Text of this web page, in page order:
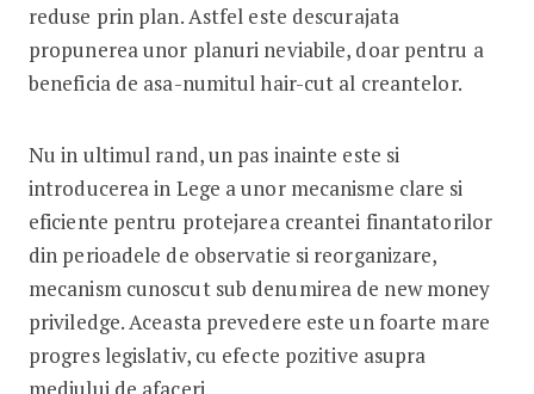
reduse prin plan. Astfel este descurajata
propunerea unor planuri neviabile, doar pentru a
beneficia de asa-numitul hair-cut al creantelor.
Nu in ultimul rand, un pas inainte este si
introducerea in Lege a unor mecanisme clare si
eficiente pentru protejarea creantei finantatorilor
din perioadele de observatie si reorganizare,
mecanism cunoscut sub denumirea de new money
priviledge. Aceasta prevedere este un foarte mare
progres legislativ, cu efecte pozitive asupra
mediului de afaceri.